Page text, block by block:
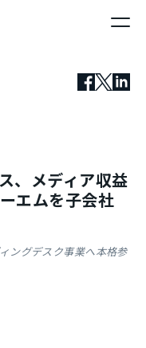
、メディア収益
エムを子会社
ングデスク事業へ本格参